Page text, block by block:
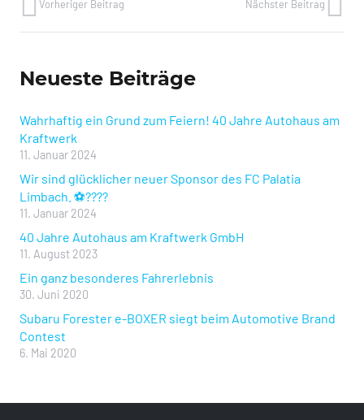
Vorheriger Beitrag Nächster Beitrag
Neueste Beiträge
Wahrhaftig ein Grund zum Feiern! 40 Jahre Autohaus am
Kraftwerk
11. Januar 2024
Wir sind glücklicher neuer Sponsor des FC Palatia
Limbach. ⚽️????
11. Januar 2024
40 Jahre Autohaus am Kraftwerk GmbH
11. August 2023
Ein ganz besonderes Fahrerlebnis
30. Juni 2020
Subaru Forester e-BOXER siegt beim Automotive Brand
Contest
6. Mai 2020